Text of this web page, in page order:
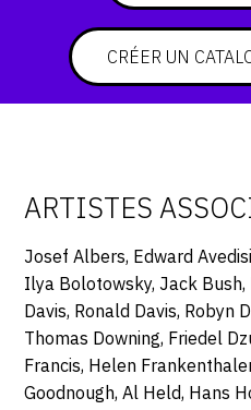
CRÉER UN
ARTISTES
Josef Albers, Edward
Ilya Bolotowsky, Jack Bush,
Davis, Ronald Davis, Robyn
Thomas Downing, Friedel
Francis, Helen
Goodnough, Al Held, Hans